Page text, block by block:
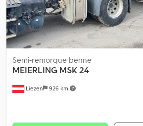
certificat thermique, 2 systèmes de
disponibles, porte arrière attenante,
2013 ! Disponible immédiatement !
ACCESSOIRES SANS GARANTIE,
intermédiaire et erreurs réservées ! Djdpfx
Liezen 926 km
Semi-remorque benne
MEIERLING MSK 24